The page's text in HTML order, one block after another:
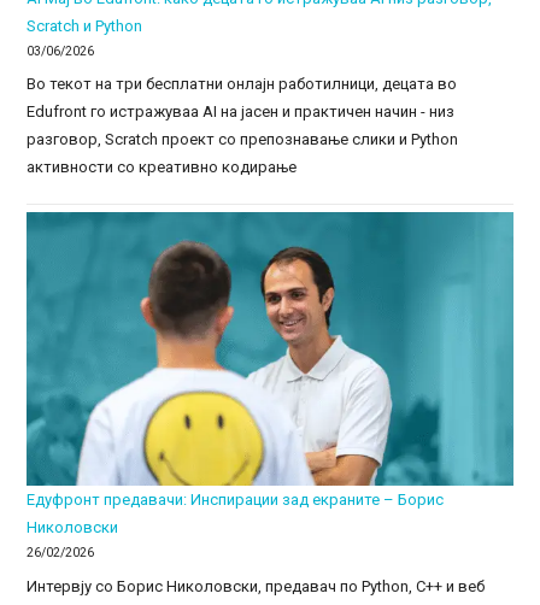
Scratch и Python
03/06/2026
Во текот на три бесплатни онлајн работилници, децата во
Edufront го истражуваа AI на јасен и практичен начин - низ
разговор, Scratch проект со препознавање слики и Python
активности со креативно кодирање
Едуфронт предавачи: Инспирации зад екраните – Борис
Николовски
26/02/2026
Интервју со Борис Николовски, предавач по Python, C++ и веб